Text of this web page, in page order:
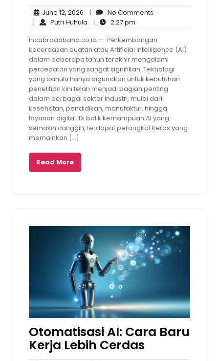
June 12, 2026 June
12,
2026
| No Comments
| Putri Huhula Putri
Huhula
| 2:27 pm
pm
incabroadband.co.id — Perkembangan
kecerdasan buatan atau Artificial Intelligence (AI)
dalam beberapa tahun terakhir mengalami
percepatan yang sangat signifikan. Teknologi
yang dahulu hanya digunakan untuk kebutuhan
penelitian kini telah menjadi bagian penting
dalam berbagai sektor industri, mulai dari
kesehatan, pendidikan, manufaktur, hingga
layanan digital. Di balik kemampuan AI yang
semakin canggih, terdapat perangkat keras yang
memainkan […]
Read More
Otomatisasi AI: Cara Baru
Kerja Lebih Cerdas